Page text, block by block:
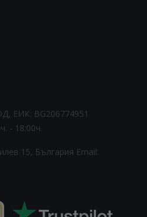
ЕИК: BG206774951
- 18:00ч.
15, България Email: